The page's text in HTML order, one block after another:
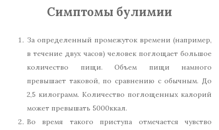
Симптомы булимии
За определенный промежуток времени (например,
в течение двух часов) человек поглощает большое
количество пищи. Объем пищи намного
превышает таковой, по сравнению с обычным. До
2,5 килограмм. Количество поглощенных калорий
может превышать 5000ккал.
Во время такого приступа отмечается чувство